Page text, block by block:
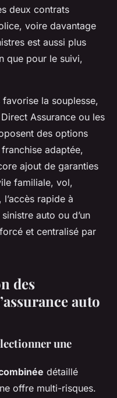
deux contrats
voire davantage
est aussi plus
que pour le suivi,
la souplesse,
Assurance ou les
des options
adaptée,
ajout de garanties
familiale, vol,
rapide à
sinistre auto ou d’un
et centralisé par
des
auto
une
détaillé
offre multi-risques.